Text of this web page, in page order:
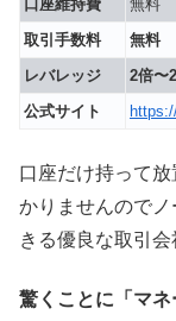
口座維持費
無料
取引手数料
無料
レバレッジ
2倍〜
公式サイト
口座だけ持って
かりませんので
きる優良な取引会
驚くことに「マ